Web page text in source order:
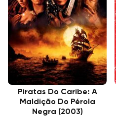
Piratas Do Caribe: A
Maldição Do Pérola
Negra (2003)